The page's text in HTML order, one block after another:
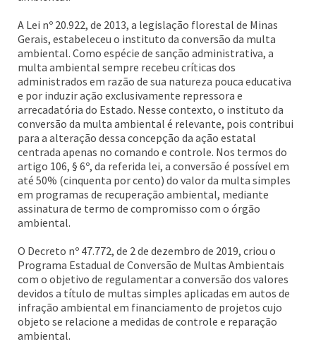
A Lei nº 20.922, de 2013, a legislação florestal de Minas
Gerais, estabeleceu o instituto da conversão da multa
ambiental. Como espécie de sanção administrativa, a
multa ambiental sempre recebeu críticas dos
administrados em razão de sua natureza pouca educativa
e por induzir ação exclusivamente repressora e
arrecadatória do Estado. Nesse contexto, o instituto da
conversão da multa ambiental é relevante, pois contribui
para a alteração dessa concepção da ação estatal
centrada apenas no comando e controle. Nos termos do
artigo 106, § 6º, da referida lei, a conversão é possível em
até 50% (cinquenta por cento) do valor da multa simples
em programas de recuperação ambiental, mediante
assinatura de termo de compromisso com o órgão
ambiental.
O Decreto nº 47.772, de 2 de dezembro de 2019, criou o
Programa Estadual de Conversão de Multas Ambientais
com o objetivo de regulamentar a conversão dos valores
devidos a título de multas simples aplicadas em autos de
infração ambiental em financiamento de projetos cujo
objeto se relacione a medidas de controle e reparação
ambiental.